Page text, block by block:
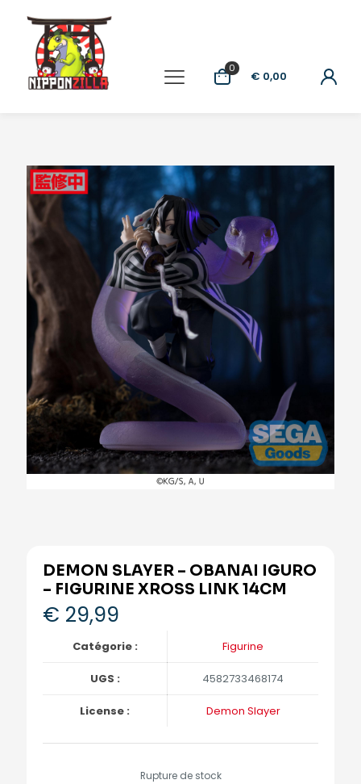
0
€ 0,00
DEMON SLAYER – OBANAI IGURO
– FIGURINE XROSS LINK 14CM
€ 29,99
Catégorie : Figurine
UGS : 4582733468174
License : Demon Slayer
Rupture de stock